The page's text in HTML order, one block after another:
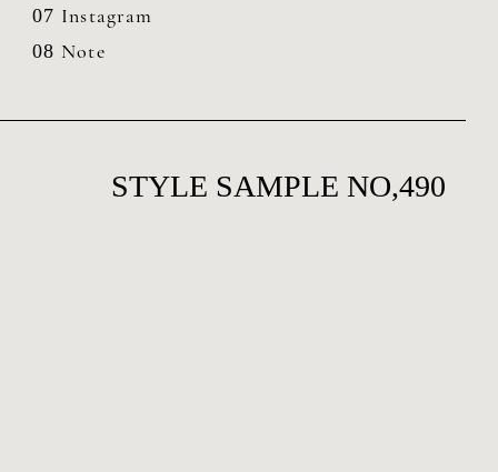
07 Instagram
08 Note
STYLE SAMPLE NO,490